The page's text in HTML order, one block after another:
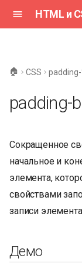
HTML и
ц
а
л
з
ц
🏠 CSS
padding-
Сокращенное
начальное и
элемента,
свойствами
записи
Демо